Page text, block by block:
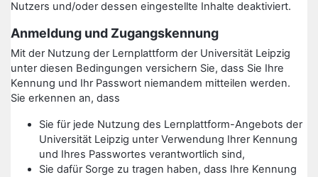
Nutzers und/oder dessen eingestellte Inhalte deaktiviert.
Anmeldung und Zugangskennung
Mit der Nutzung der Lernplattform der Universität Leipzig
unter diesen Bedingungen versichern Sie, dass Sie Ihre
Kennung und Ihr Passwort niemandem mitteilen werden.
Sie erkennen an, dass
Sie für jede Nutzung des Lernplattform-Angebots der
Universität Leipzig unter Verwendung Ihrer Kennung
und Ihres Passwortes verantwortlich sind,
Sie dafür Sorge zu tragen haben, dass Ihre Kennung